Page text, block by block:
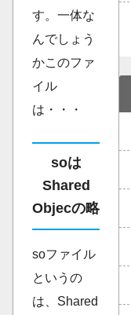
す。一体な
んでしょう
かこのファ
イル
は・・・
soは
Shared
Objecの略
soファイル
というの
は、Shared